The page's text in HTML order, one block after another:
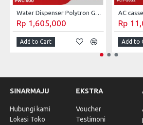
Water Dispenser Polytron Galon Bawah PWC-600
Rp 1,605,000
Add to Cart
Rp
Add to
SINARMAJU
Hubungi kami
Lokasi Toko
EKSTRA
Voucher
Testimoni